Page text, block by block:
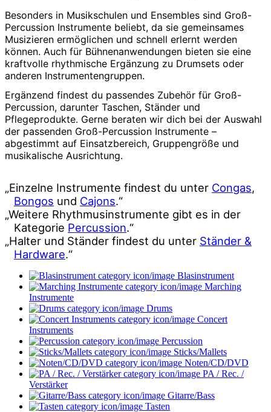
Besonders in Musikschulen und Ensembles sind Groß-
Percussion Instrumente beliebt, da sie gemeinsames
Musizieren ermöglichen und schnell erlernt werden
können. Auch für Bühnenanwendungen bieten sie eine
kraftvolle rhythmische Ergänzung zu Drumsets oder
anderen Instrumentengruppen.
Ergänzend findest du passendes Zubehör für Groß-
Percussion, darunter Taschen, Ständer und
Pflegeprodukte. Gerne beraten wir dich bei der Auswahl
der passenden Groß-Percussion Instrumente –
abgestimmt auf Einsatzbereich, Gruppengröße und
musikalische Ausrichtung.
„Einzelne Instrumente findest du unter Congas,
Bongos und Cajons.“
„Weitere Rhythmusinstrumente gibt es in der
Kategorie Percussion.“
„Halter und Ständer findest du unter Ständer &
Hardware.“
Blasinstrument
Marching
Instrumente
Drums
Concert
Instruments
Percussion
Sticks/Mallets
Noten/CD/DVD
PA / Rec. /
Verstärker
Gitarre/Bass
Tasten